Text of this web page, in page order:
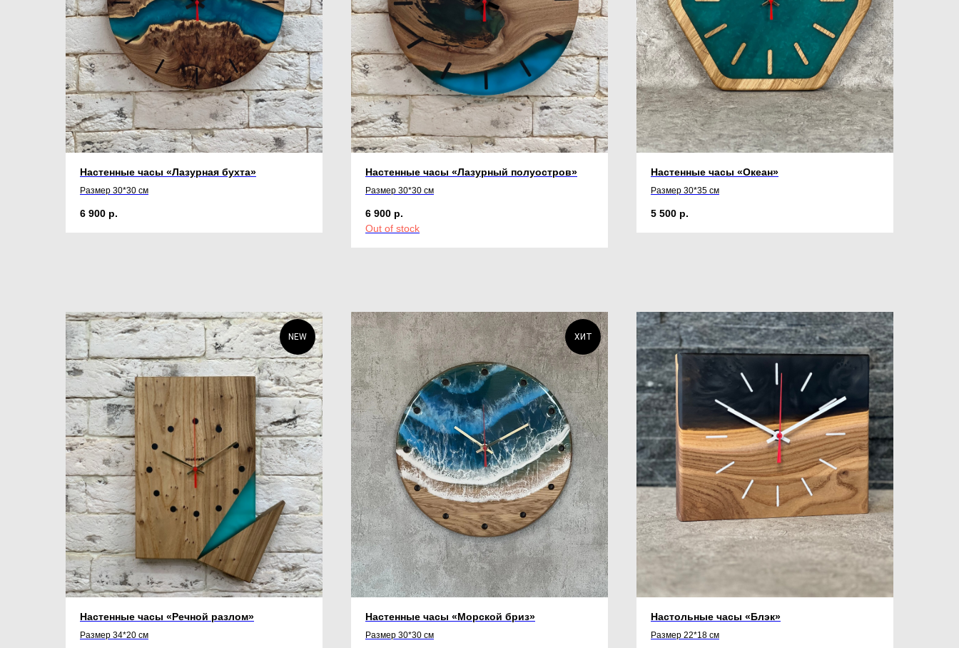
Настенные часы «Лазурная бухта»
Размер 30*30 см
6 900 р.
Настенные часы «Лазурный полуостров»
Размер 30*30 см
6 900 р.
Out of stock
Настенные часы «Океан»
Размер 30*35 см
5 500 р.
NEW
Настенные часы «Речной разлом»
Размер 34*20 см
ХИТ
Настенные часы «Морской бриз»
Размер 30*30 см
Настольные часы «Блэк»
Размер 22*18 см